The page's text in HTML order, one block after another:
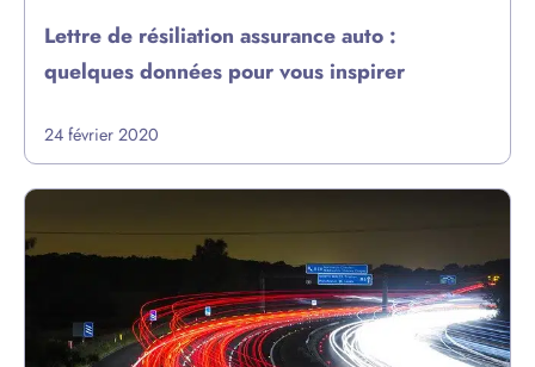
Lettre de résiliation assurance auto :
quelques données pour vous inspirer
24 février 2020